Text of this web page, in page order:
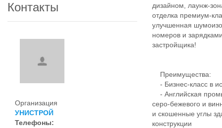
Контакты
Организация
УНИСТРОЙ
Телефоны:
дизайном, лаунж-
отделка премиум-
улучшенная
номеров и
застройщика!
Преимущества:
- Бизнес-класс в
- Английская
серо-бежевого и
и скошенные углы
конструкции